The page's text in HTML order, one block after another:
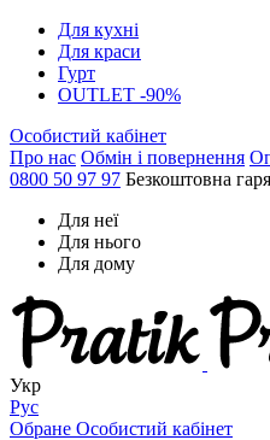
Для кухні
Для краси
Гурт
OUTLET -90%
Особистий кабінет
Про нас Обмін і повернення
0800 50 97 97 Безкоштовна
Для неї
Для нього
Для дому
Укр
Рус
Обране Особистий кабінет